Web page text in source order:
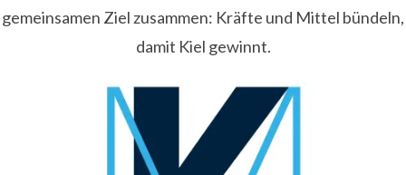
gemeinsamen Ziel zusammen: Kräfte und Mittel bündeln,
damit Kiel gewinnt.